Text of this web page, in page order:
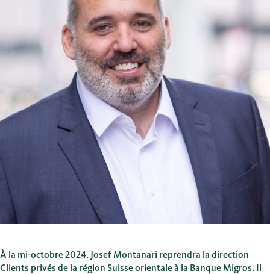
À la mi-octobre 2024, Josef Montanari reprendra la direction
Clients privés de la région Suisse orientale à la Banque Migros. Il